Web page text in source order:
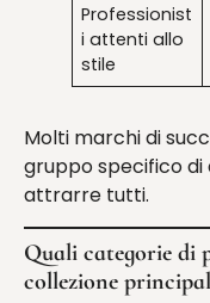
Professionist
i attenti allo
stile
Molti marchi di
gruppo specifico
attrarre tutti.
Quali categorie
collezione